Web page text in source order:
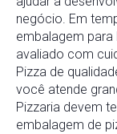
negócio. Em
embalagem
avaliado com
Pizza de
você atende
Pizzaria devem
embalagem de